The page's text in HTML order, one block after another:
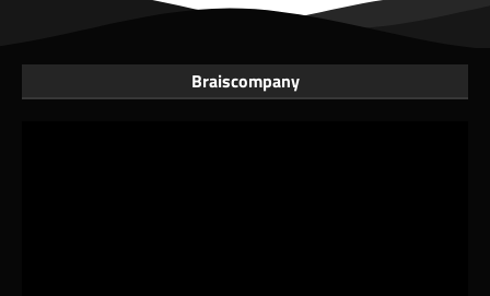
Braiscompany